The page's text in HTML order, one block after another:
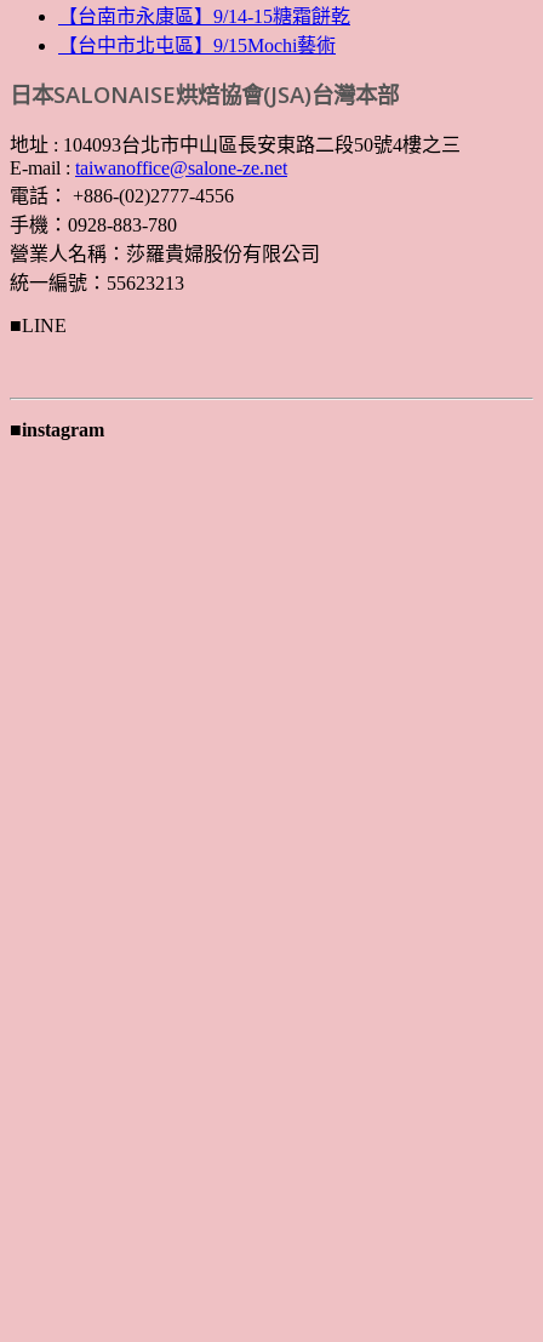
【台南市永康區】9/14-15糖霜餅乾
【台中市北屯區】9/15Mochi藝術
日本SALONAISE烘焙協會(JSA)台灣本部
地址 : 104093台北市中山區長安東路二段50號4樓之三
E-mail : taiwanoffice@salone-ze.net
電話： +886-(02)2777-4556
手機：0928-883-780
營業人名稱：莎羅貴婦股份有限公司
統一編號：55623213
■LINE
■instagram